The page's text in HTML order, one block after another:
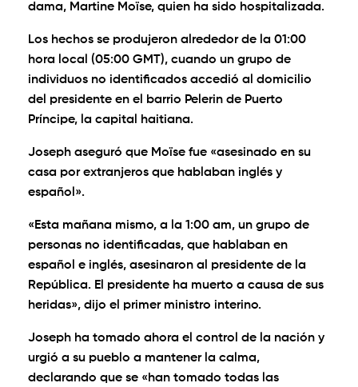
dama, Martine Moïse, quien ha sido hospitalizada.
Los hechos se produjeron alrededor de la 01:00
hora local (05:00 GMT), cuando un grupo de
individuos no identificados accedió al domicilio
del presidente en el barrio Pelerin de Puerto
Príncipe, la capital haitiana.
Joseph aseguró que Moïse fue «asesinado en su
casa por extranjeros que hablaban inglés y
español».
«Esta mañana mismo, a la 1:00 am, un grupo de
personas no identificadas, que hablaban en
español e inglés, asesinaron al presidente de la
República. El presidente ha muerto a causa de sus
heridas», dijo el primer ministro interino.
Joseph ha tomado ahora el control de la nación y
urgió a su pueblo a mantener la calma,
declarando que se «han tomado todas las